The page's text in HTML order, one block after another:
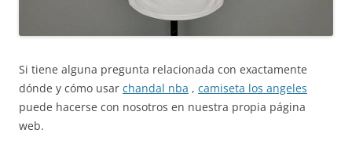
Si tiene alguna pregunta relacionada con exactamente
dónde y cómo usar chandal nba , camiseta los angeles
puede hacerse con nosotros en nuestra propia página
web.